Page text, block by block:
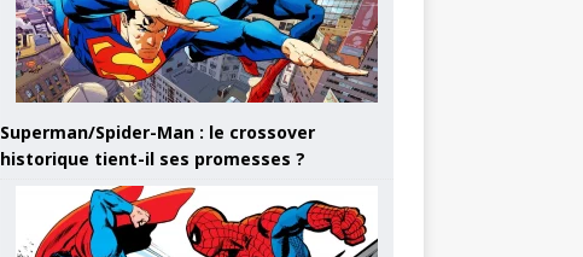
Superman/Spider-Man : le crossover
historique tient-il ses promesses ?